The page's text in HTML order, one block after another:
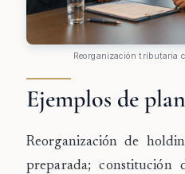
Reorganización tributaria
Ejemplos de
Reorganización de
preparada;